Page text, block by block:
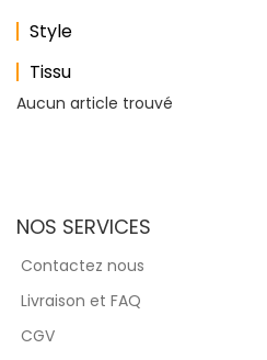
Style
Tissu
Aucun article trouvé
NOS SERVICES
Contactez nous
Livraison et FAQ
CGV